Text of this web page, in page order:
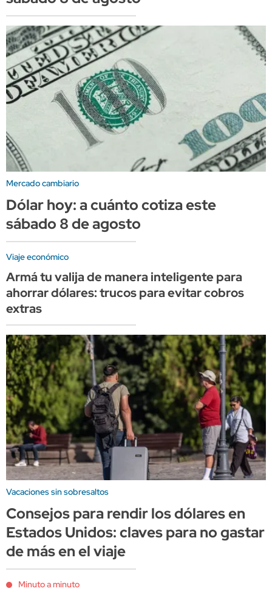
Mercado cambiario
Dólar hoy: a cuánto cotiza este
sábado 8 de agosto
Viaje económico
Armá tu valija de manera inteligente para
ahorrar dólares: trucos para evitar cobros
extras
Vacaciones sin sobresaltos
Consejos para rendir los dólares en
Estados Unidos: claves para no gastar
de más en el viaje
Minuto a minuto